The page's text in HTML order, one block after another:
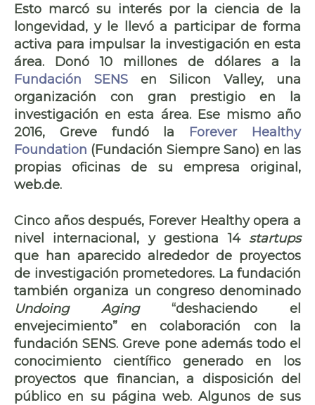
Esto marcó su interés por la ciencia de la
longevidad, y le llevó a participar de forma
activa para impulsar la investigación en esta
área. Donó 10 millones de dólares a la
Fundación SENS en Silicon Valley, una
organización con gran prestigio en la
investigación en esta área. Ese mismo año
2016, Greve fundó la Forever Healthy
Foundation (Fundación Siempre Sano) en las
propias oficinas de su empresa original,
web.de.
Cinco años después, Forever Healthy opera a
nivel internacional, y gestiona 14 startups
que han aparecido alrededor de proyectos
de investigación prometedores. La fundación
también organiza un congreso denominado
Undoing Aging“deshaciendo el
envejecimiento” en colaboración con la
fundación SENS. Greve pone además todo el
conocimiento científico generado en los
proyectos que financian, a disposición del
público en su página web. Algunos de sus